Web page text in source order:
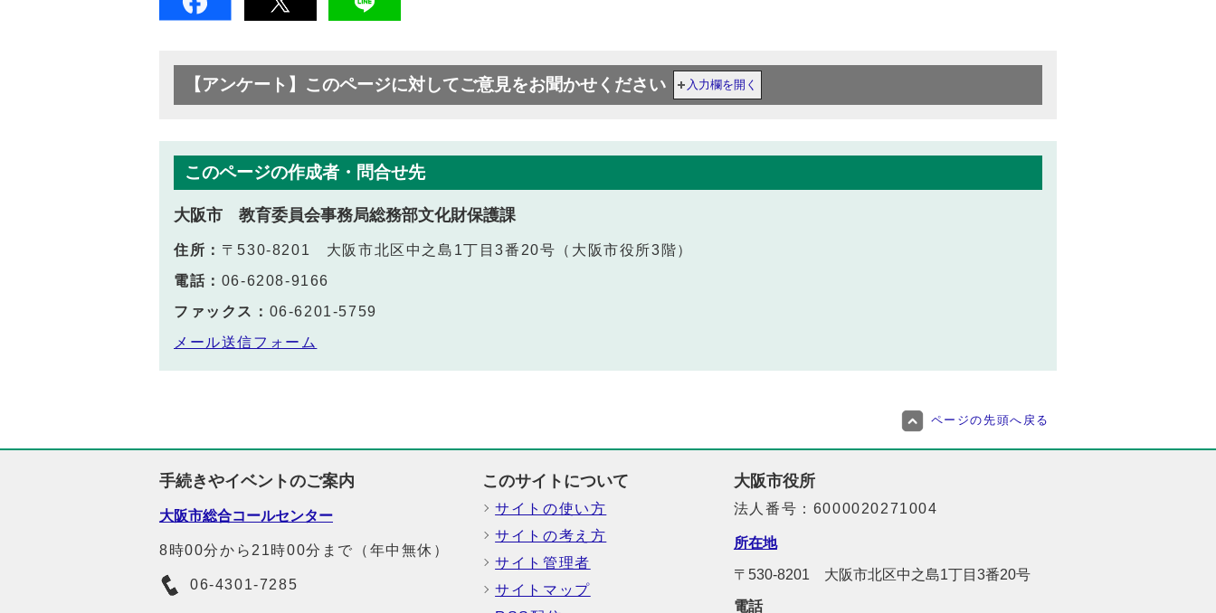
【アンケート】このページに対してご意見をお聞かせください 入力欄を開く
このページの作成者・問合せ先
大阪市 教育委員会事務局総務部文化財保護課
住所： 〒530-8201 大阪市北区中之島1丁目3番20号（大阪市役所3階）
電話： 06-6208-9166
ファックス： 06-6201-5759
メール送信フォーム
ページの先頭へ戻る
手続きやイベントのご案内
大阪市総合コールセンター
8時00分から21時00分まで（年中無休）
06-4301-7285
このサイトについて
サイトの使い方
サイトの考え方
サイト管理者
サイトマップ
大阪市役所
法人番号：6000020271004
所在地
〒530-8201 大阪市北区中之島1丁目3番20号
電話